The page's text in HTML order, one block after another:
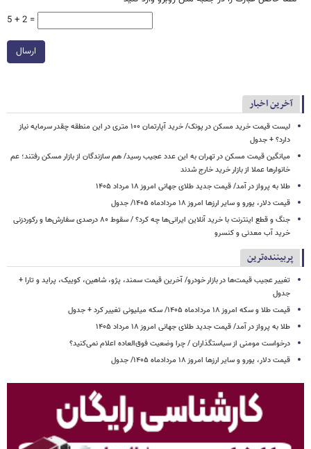
5 + 2 =
ارسال
آخرین اخبار
لیست قیمت خرید مسکن در پونک/ خرید آپارتمان ۱۰۰ متری در این منطقه چقدر سرمایه نیاز
دارد؟ + جدول
میانگین قیمت مسکن در تهران به این عدد عجیب رسید/ هم سازندگان از بازار مسکن رفتند؛ عم
خانوارها عملا از بازار خرید خارج شدند
طلا به پرواز در آمد/ قیمت جدید طلای جهانی امروز ۱۸ مرداد ۱۴۰۵
قیمت دلار، یورو و سایر ارزها امروز ۱۸ مردادماه ۱۴۰۵/ جدول
جنگ و قطع اینترنت با خرید آنلاین ایرانی‌ها چه کرد؟ / سقوط ۸۰ درصدی سفارش‌ها و رکوردزنی
خرید آب معدنی و کنسرو
پربیننده‌ترین
تغییر عجیب قیمت‌ها در بازار خودرو/ آخرین قیمت سمند، پژو، شاهین، کوییک، پراید و تارا +
جدول
قیمت طلا و سکه امروز ۱۸ مردادماه ۱۴۰۵/ سکه میلیونی تغییر کرد + جدول
طلا به پرواز در آمد/ قیمت جدید طلای جهانی امروز ۱۸ مرداد ۱۴۰۵
درخواست مومنی از سیاستگذاران / چرا وضعیت فوق‌العاده اعلام نمی‌کنید؟
قیمت دلار، یورو و سایر ارزها امروز ۱۸ مردادماه ۱۴۰۵/ جدول